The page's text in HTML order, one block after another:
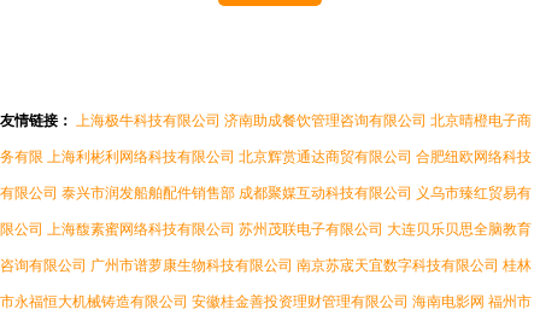
友情链接： 上海极牛科技有限公司 济南助成餐饮管理咨询有限公司 北京晴橙电子商
务有限 上海利彬利网络科技有限公司 北京辉赏通达商贸有限公司 合肥纽欧网络科技
有限公司 泰兴市润发船舶配件销售部 成都聚媒互动科技有限公司 义乌市臻红贸易有
限公司 上海馥素蜜网络科技有限公司 苏州茂联电子有限公司 大连贝乐贝思全脑教育
咨询有限公司 广州市谱萝康生物科技有限公司 南京苏宬天宜数字科技有限公司 桂林
市永福恒大机械铸造有限公司 安徽桂金善投资理财管理有限公司 海南电影网 福州市